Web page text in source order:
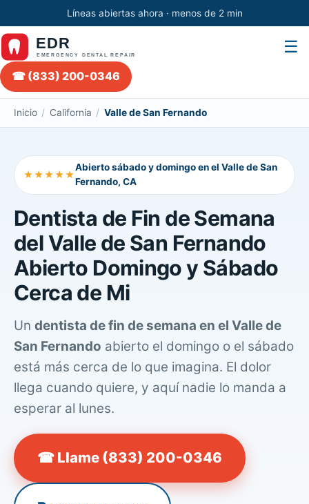
Líneas abiertas ahora · menos de 2 min
☰
☎ (833) 200-0346
Inicio / California / Valle de San Fernando
★★★★★
Abierto sábado y domingo en el Valle de San
Fernando, CA
Dentista de Fin de Semana
del Valle de San Fernando
Abierto Domingo y Sábado
Cerca de Mi
Un dentista de fin de semana en el Valle de
San Fernando abierto el domingo o el sábado
está más cerca de lo que imagina. El dolor
llega cuando quiere, y aquí nadie lo manda a
esperar al lunes.
☎ Llame (833) 200-0346